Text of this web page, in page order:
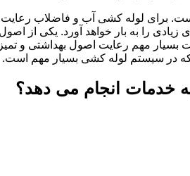
برای لوله کشی آب و فاضلاب رعایت
را به بار خواهد آورد. یکی از
بسیار مهم رعایت اصول بهداشتی و
که در سیستم لوله کشی بسیار مهم است.
خدمات انجام می دهد؟